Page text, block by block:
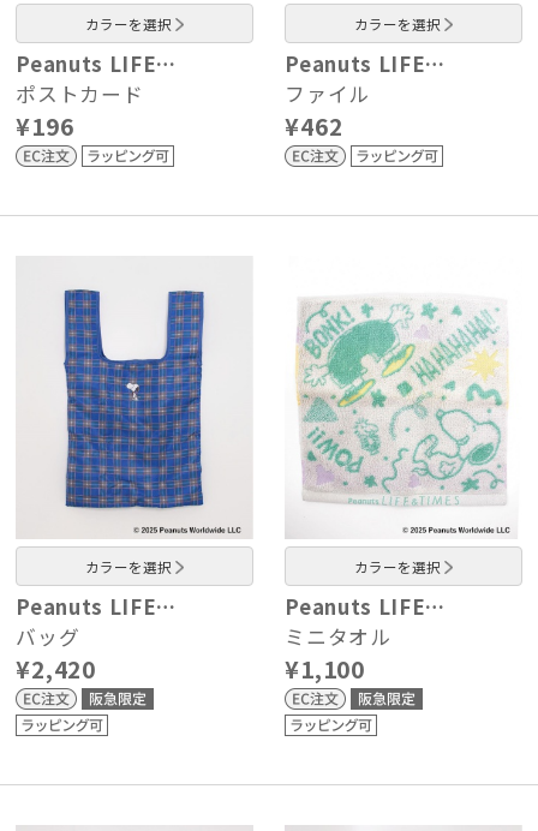
カラーを選択
Peanuts LIFE…
ポストカード
¥196
カラーを選択
Peanuts LIFE…
ファイル
¥462
カラーを選択
Peanuts LIFE…
バッグ
¥2,420
カラーを選択
Peanuts LIFE…
ミニタオル
¥1,100